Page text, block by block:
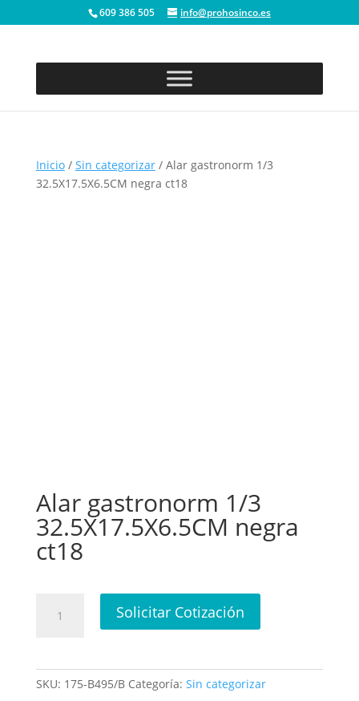
609 386 505 info@prohosinco.es
Inicio/ Sin categorizar/ Alar gastronorm 1/3
32.5X17.5X6.5CM negra ct18
Alar gastronorm 1/3
32.5X17.5X6.5CM negra
ct18
gastronorm
Solicitar Cotización
SKU: 175-B495/B Categoría: Sin categorizar